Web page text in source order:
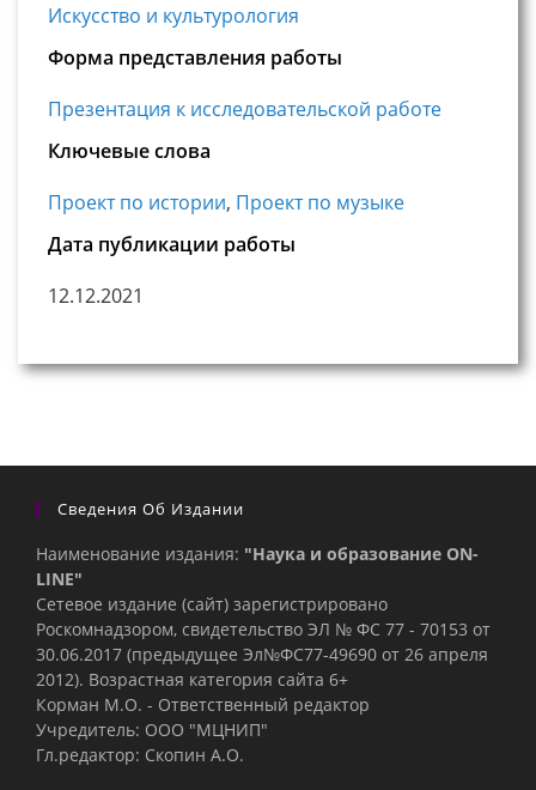
Искусство и культурология
Форма представления работы
Презентация к исследовательской работе
Ключевые слова
Проект по истории, Проект по музыке
Дата публикации работы
12.12.2021
Сведения Об Издании
Наименование издания: "Наука и образование ON-
LINE"
Сетевое издание (сайт) зарегистрировано
Роскомнадзором, свидетельство ЭЛ № ФС 77 - 70153 от
30.06.2017 (предыдущее Эл№ФC77-49690 от 26 апреля
2012). Возрастная категория сайта 6+
Корман М.О. - Ответственный редактор
Учредитель: ООО "МЦНИП"
Гл.редактор: Скопин А.О.